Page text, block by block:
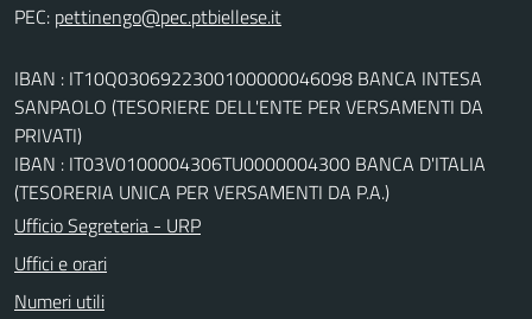
PEC:
IBAN : IT10Q0306922300100000046098 BANCA INTESA
SANPAOLO (TESORIERE DELL'ENTE PER VERSAMENTI DA
PRIVATI)
IBAN : IT03V0100004306TU0000004300 BANCA D'ITALIA
(TESORERIA UNICA PER VERSAMENTI DA P.A.)
Ufficio Segreteria - URP
Uffici e orari
Numeri utili